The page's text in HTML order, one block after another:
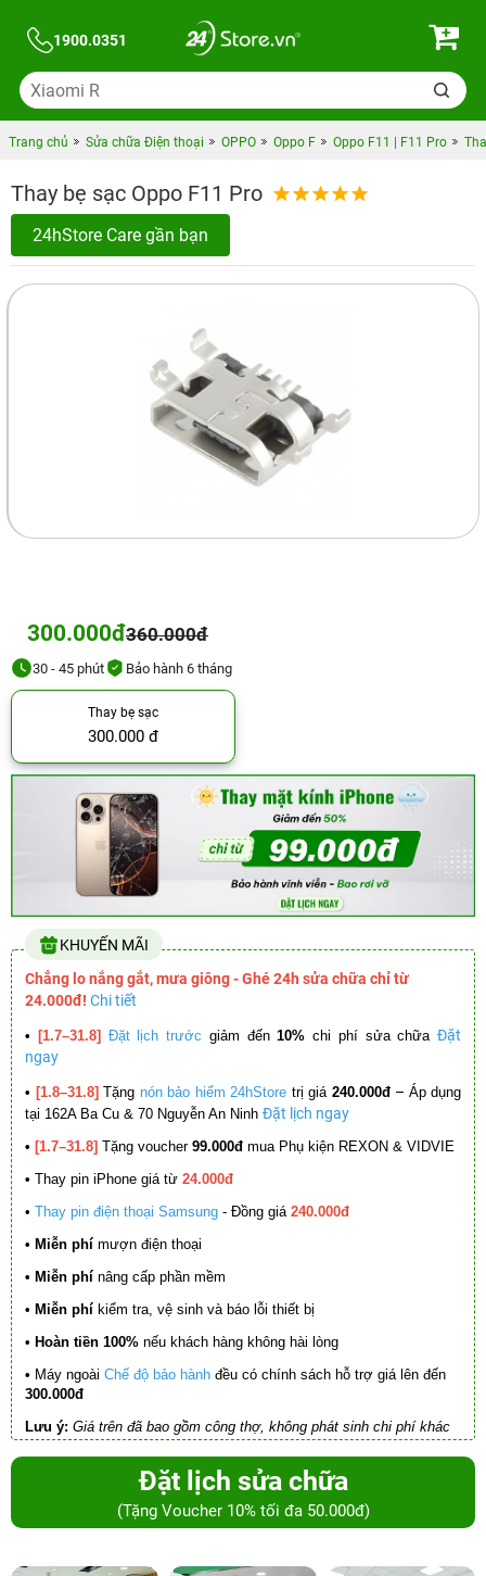
1900.0351
Trang chủ Sửa chữa Điện thoại OPPO Oppo F Oppo F11 | F11 Pro
Thay bẹ sạc Oppo F11 Pro
24hStore Care gần bạn
300.000đ360.000đ
30 - 45 phút Bảo hành 6 tháng
Thay bẹ sạc
300.000 đ
KHUYẾN MÃI
Chẳng lo nắng gắt, mưa giông - Ghé 24h sửa chữa chỉ từ
24.000đ! Chi tiết
• [1.7–31.8] Đặt lịch trước giảm đến10% chi phí sửa chữa Đặt
ngay
• [1.8–31.8] Tặng nón bảo hiểm 24hStore trị giá 240.000đ – Áp dụng
tại 162A Ba Cu & 70 Nguyễn An Ninh Đặt lịch ngay
• [1.7–31.8] Tặng voucher 99.000đ mua Phụ kiện REXON & VIDVIE
• Thay pin iPhone giá từ 24.000đ
• Thay pin điện thoại Samsung - Đồng giá 240.000đ
• Miễn phí mượn điện thoại
• Miễn phí nâng cấp phần mềm
• Miễn phí kiểm tra, vệ sinh và báo lỗi thiết bị
• Hoàn tiền 100% nếu khách hàng không hài lòng
• Máy ngoài Chế độ bảo hành đều có chính sách hỗ trợ giá lên đến
300.000đ
Lưu ý: Giá trên đã bao gồm công thợ, không phát sinh chi phí khác
Đặt lịch sửa chữa
(Tặng Voucher 10% tối đa 50.000đ)